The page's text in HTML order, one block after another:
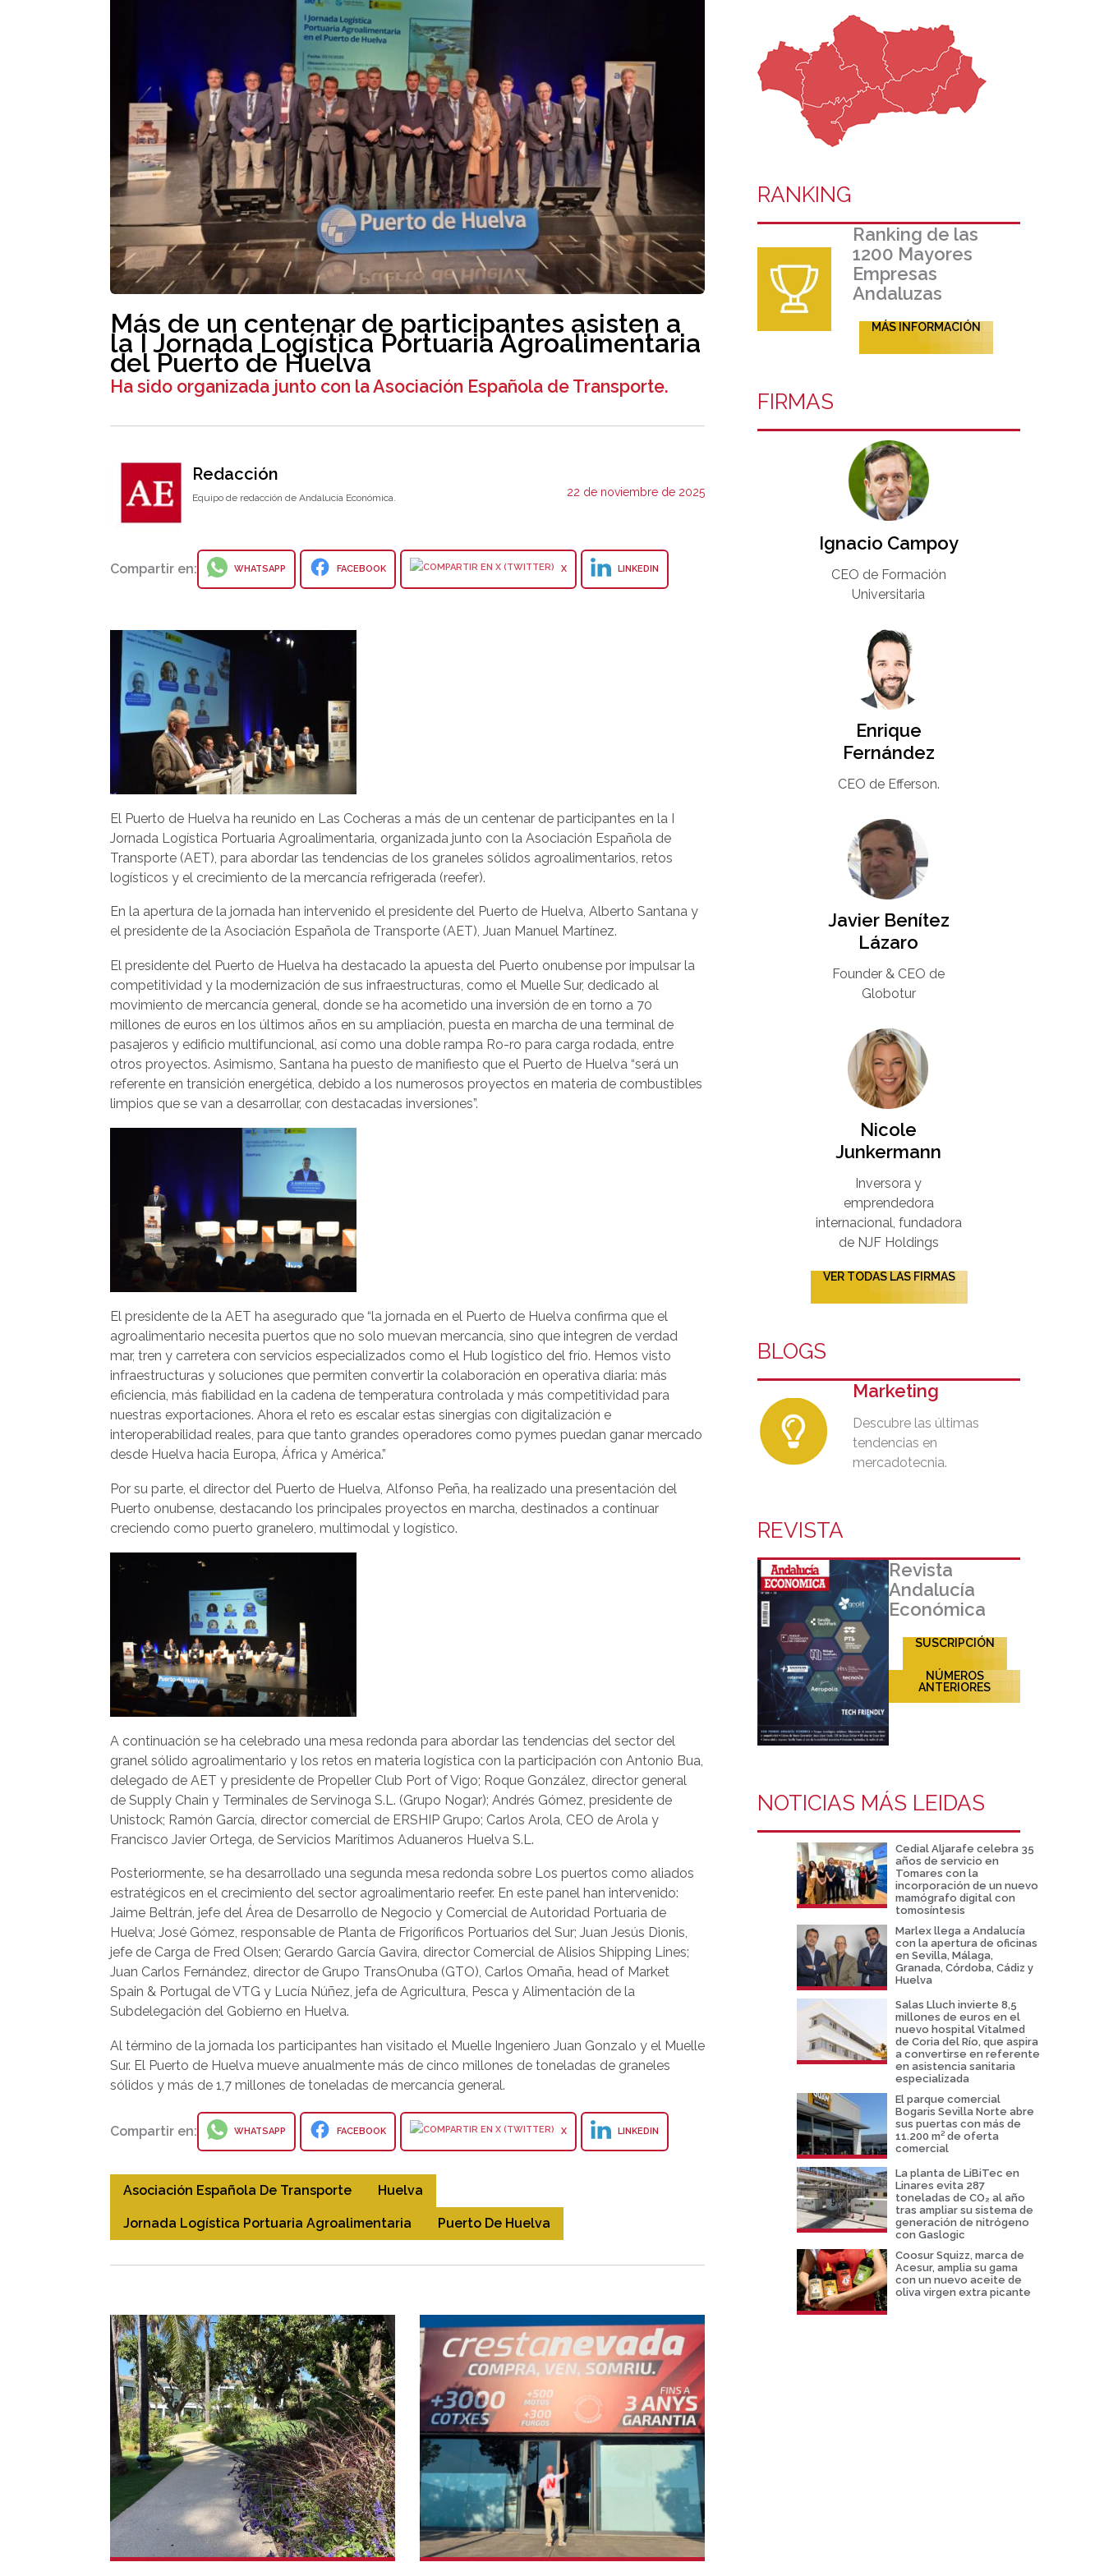
Más de un centenar de participantes asisten a
la I Jornada Logística Portuaria Agroalimentaria
del Puerto de Huelva
Ha sido organizada junto con la Asociación Española de Transporte.
Redacción
Equipo de redacción de Andalucía Económica. 22 de noviembre de 2025
Compartir en: WHATSAPP FACEBOOK X LINKEDIN
El Puerto de Huelva ha reunido en Las Cocheras a más de un centenar de participantes en la I
Jornada Logística Portuaria Agroalimentaria, organizada junto con la Asociación Española de
Transporte (AET), para abordar las tendencias de los graneles sólidos agroalimentarios, retos
logísticos y el crecimiento de la mercancía refrigerada (reefer).
En la apertura de la jornada han intervenido el presidente del Puerto de Huelva, Alberto Santana y
el presidente de la Asociación Española de Transporte (AET), Juan Manuel Martínez.
El presidente del Puerto de Huelva ha destacado la apuesta del Puerto onubense por impulsar la
competitividad y la modernización de sus infraestructuras, como el Muelle Sur, dedicado al
movimiento de mercancía general, donde se ha acometido una inversión de en torno a 70
millones de euros en los últimos años en su ampliación, puesta en marcha de una terminal de
pasajeros y edificio multifuncional, así como una doble rampa Ro-ro para carga rodada, entre
otros proyectos. Asimismo, Santana ha puesto de manifiesto que el Puerto de Huelva “será un
referente en transición energética, debido a los numerosos proyectos en materia de combustibles
limpios que se van a desarrollar, con destacadas inversiones”.
El presidente de la AET ha asegurado que “la jornada en el Puerto de Huelva confirma que el
agroalimentario necesita puertos que no solo muevan mercancía, sino que integren de verdad
mar, tren y carretera con servicios especializados como el Hub logístico del frío. Hemos visto
infraestructuras y soluciones que permiten convertir la colaboración en operativa diaria: más
eficiencia, más fiabilidad en la cadena de temperatura controlada y más competitividad para
nuestras exportaciones. Ahora el reto es escalar estas sinergias con digitalización e
interoperabilidad reales, para que tanto grandes operadores como pymes puedan ganar mercado
desde Huelva hacia Europa, África y América.”
Por su parte, el director del Puerto de Huelva, Alfonso Peña, ha realizado una presentación del
Puerto onubense, destacando los principales proyectos en marcha, destinados a continuar
creciendo como puerto granelero, multimodal y logístico.
A continuación se ha celebrado una mesa redonda para abordar las tendencias del sector del
granel sólido agroalimentario y los retos en materia logística con la participación con Antonio Bua,
delegado de AET y presidente de Propeller Club Port of Vigo; Roque González, director general
de Supply Chain y Terminales de Servinoga S.L. (Grupo Nogar); Andrés Gómez, presidente de
Unistock; Ramón García, director comercial de ERSHIP Grupo; Carlos Arola, CEO de Arola y
Francisco Javier Ortega, de Servicios Marítimos Aduaneros Huelva S.L.
Posteriormente, se ha desarrollado una segunda mesa redonda sobre Los puertos como aliados
estratégicos en el crecimiento del sector agroalimentario reefer. En este panel han intervenido:
Jaime Beltrán, jefe del Área de Desarrollo de Negocio y Comercial de Autoridad Portuaria de
Huelva; José Gómez, responsable de Planta de Frigoríficos Portuarios del Sur; Juan Jesús Dionis,
jefe de Carga de Fred Olsen; Gerardo García Gavira, director Comercial de Alisios Shipping Lines;
Juan Carlos Fernández, director de Grupo TransOnuba (GTO), Carlos Omaña, head of Market
Spain & Portugal de VTG y Lucía Núñez, jefa de Agricultura, Pesca y Alimentación de la
Subdelegación del Gobierno en Huelva.
Al término de la jornada los participantes han visitado el Muelle Ingeniero Juan Gonzalo y el Muelle
Sur. El Puerto de Huelva mueve anualmente más de cinco millones de toneladas de graneles
sólidos y más de 1,7 millones de toneladas de mercancía general.
Compartir en: WHATSAPP FACEBOOK X LINKEDIN
Asociación Española De Transporte Huelva
Jornada Logística Portuaria Agroalimentaria Puerto De Huelva
RANKING
Ranking de las
1200 Mayores
Empresas
Andaluzas
MÁS INFORMACIÓN
FIRMAS
Ignacio Campoy​
CEO de Formación
Universitaria​
Enrique
Fernández
CEO de Efferson.
Javier Benítez
Lázaro
Founder & CEO de
Globotur​
Nicole
Junkermann​
Inversora y
emprendedora
internacional, fundadora
de NJF Holdings
VER TODAS LAS FIRMAS
BLOGS
Marketing
Descubre las últimas
tendencias en
mercadotecnia.
REVISTA
Revista
Andalucía
Económica
SUSCRIPCIÓN
NÚMEROS
ANTERIORES
NOTICIAS MÁS LEIDAS
Cedial Aljarafe celebra 35
años de servicio en
Tomares con la
incorporación de un nuevo
mamógrafo digital con
tomosíntesis
Marlex llega a Andalucía
con la apertura de oficinas
en Sevilla, Málaga,
Granada, Córdoba, Cádiz y
Huelva
Salas Lluch invierte 8,5
millones de euros en el
nuevo hospital Vitalmed
de Coria del Río, que aspira
a convertirse en referente
en asistencia sanitaria
especializada
El parque comercial
Bogaris Sevilla Norte abre
sus puertas con más de
11.200 m² de oferta
comercial
La planta de LiBiTec en
Linares evita 287
toneladas de CO₂ al año
tras ampliar su sistema de
generación de nitrógeno
con Gaslogic
Coosur Squizz, marca de
Acesur, amplia su gama
con un nuevo aceite de
oliva virgen extra picante